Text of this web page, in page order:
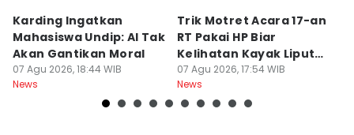
Karding Ingatkan
Mahasiswa Undip: AI Tak
Akan Gantikan Moral
07 Agu 2026, 18:44 WIB
News
Trik Motret Acara 17-an
RT Pakai HP Biar
Kelihatan Kayak Liputan
Festival Nasional
07 Agu 2026, 17:54 WIB
News